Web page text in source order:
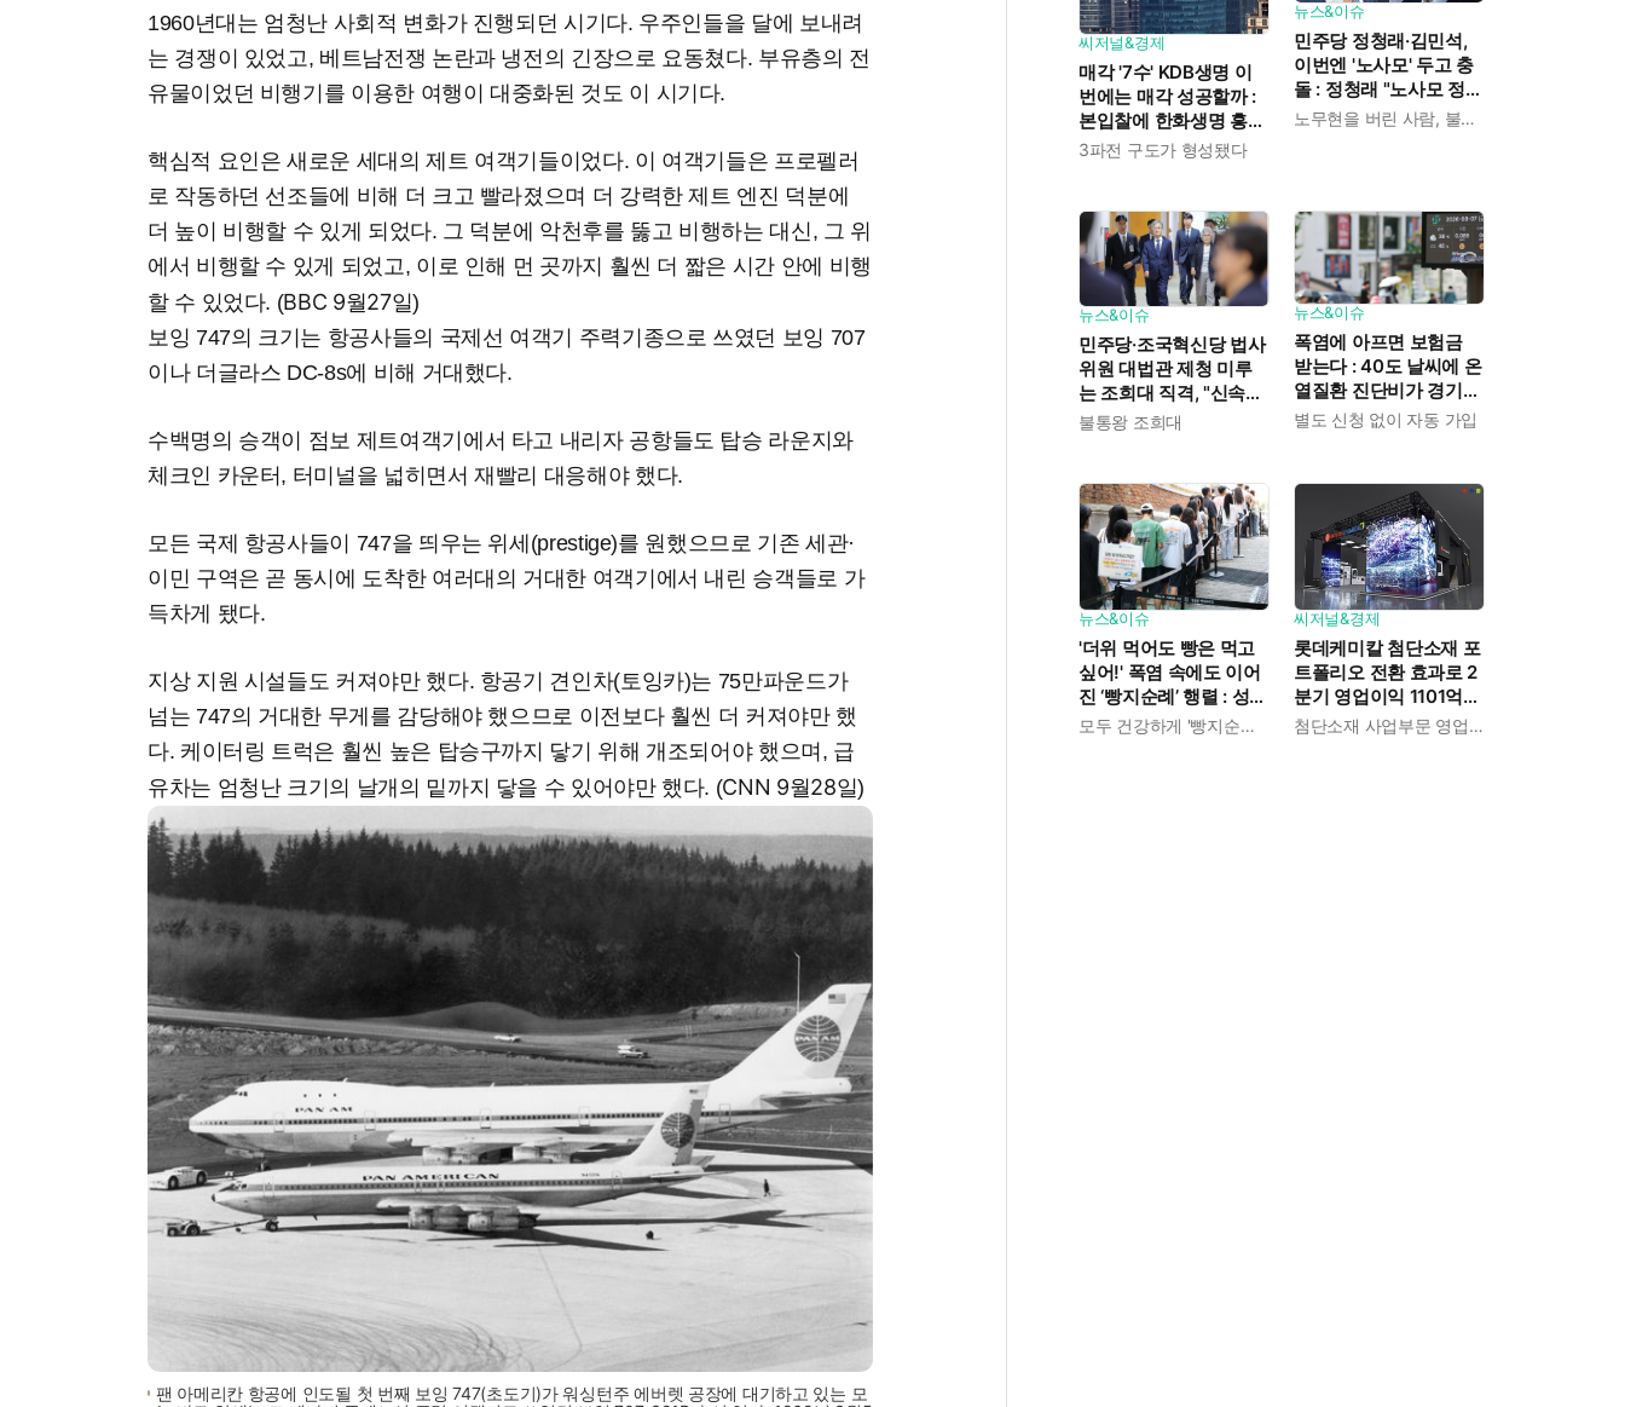
1960년대는 엄청난 사회적 변화가 진행되던 시기다. 우주인들을 달에 보내려
는 경쟁이 있었고, 베트남전쟁 논란과 냉전의 긴장으로 요동쳤다. 부유층의 전
유물이었던 비행기를 이용한 여행이 대중화된 것도 이 시기다.
핵심적 요인은 새로운 세대의 제트 여객기들이었다. 이 여객기들은 프로펠러
로 작동하던 선조들에 비해 더 크고 빨라졌으며 더 강력한 제트 엔진 덕분에
더 높이 비행할 수 있게 되었다. 그 덕분에 악천후를 뚫고 비행하는 대신, 그 위
에서 비행할 수 있게 되었고, 이로 인해 먼 곳까지 훨씬 더 짧은 시간 안에 비행
할 수 있었다. (BBC 9월27일)
보잉 747의 크기는 항공사들의 국제선 여객기 주력기종으로 쓰였던 보잉 707
이나 더글라스 DC-8s에 비해 거대했다.
수백명의 승객이 점보 제트여객기에서 타고 내리자 공항들도 탑승 라운지와
체크인 카운터, 터미널을 넓히면서 재빨리 대응해야 했다.
모든 국제 항공사들이 747을 띄우는 위세(prestige)를 원했으므로 기존 세관·
이민 구역은 곧 동시에 도착한 여러대의 거대한 여객기에서 내린 승객들로 가
득차게 됐다.
지상 지원 시설들도 커져야만 했다. 항공기 견인차(토잉카)는 75만파운드가
넘는 747의 거대한 무게를 감당해야 했으므로 이전보다 훨씬 더 커져야만 했
다. 케이터링 트럭은 훨씬 높은 탑승구까지 닿기 위해 개조되어야 했으며, 급
유차는 엄청난 크기의 날개의 밑까지 닿을 수 있어야만 했다. (CNN 9월28일)
팬 아메리칸 항공에 인도될 첫 번째 보잉 747(초도기)가 워싱턴주 에버렛 공장에 대기하고 있는 모
씨저널&경제
매각 '7수' KDB생명 이
번에는 매각 성공할까 :
본입찰에 한화생명 흥국
생명 한국금융지주 최종
3파전 구도가 형성됐다
뉴스&이슈
민주당 정청래·김민석,
이번엔 '노사모' 두고 충
돌 : 정청래 "노사모 정신
으로 승리" vs 김민석 측노무현을 버린 사람, 불편하겠지
뉴스&이슈
민주당·조국혁신당 법사
위원 대법관 제청 미루
는 조희대 직격, "신속한
재판 약속도 저버려"
불통왕 조희대
뉴스&이슈
폭염에 아프면 보험금
받는다 : 40도 날씨에 온
열질환 진단비가 경기도
민에게 주어진다
별도 신청 없이 자동 가입
뉴스&이슈
'더위 먹어도 빵은 먹고
싶어!' 폭염 속에도 이어
진 ‘빵지순례’ 행렬 : 성심
당이 대기 손님 위해 준모두 건강하게 '빵지순례' 마치시길.
씨저널&경제
롯데케미칼 첨단소재 포
트폴리오 전환 효과로 2
분기 영업이익 1101억
흑자전환 : 대산·여수 사첨단소재 사업부문 영업이익 1325억 원